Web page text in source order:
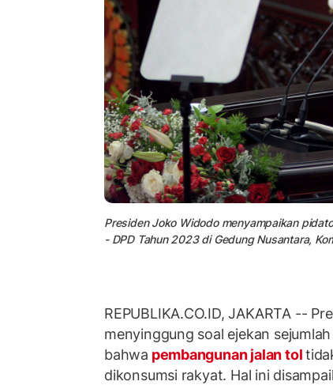
Presiden Joko Widodo menyampaikan
- DPD Tahun 2023 di Gedung Nusantara,
REPUBLIKA.CO.ID, JAKARTA --
menyinggung soal ejekan
bahwa pembangunan jalan tol
dikonsumsi rakyat. Hal ini